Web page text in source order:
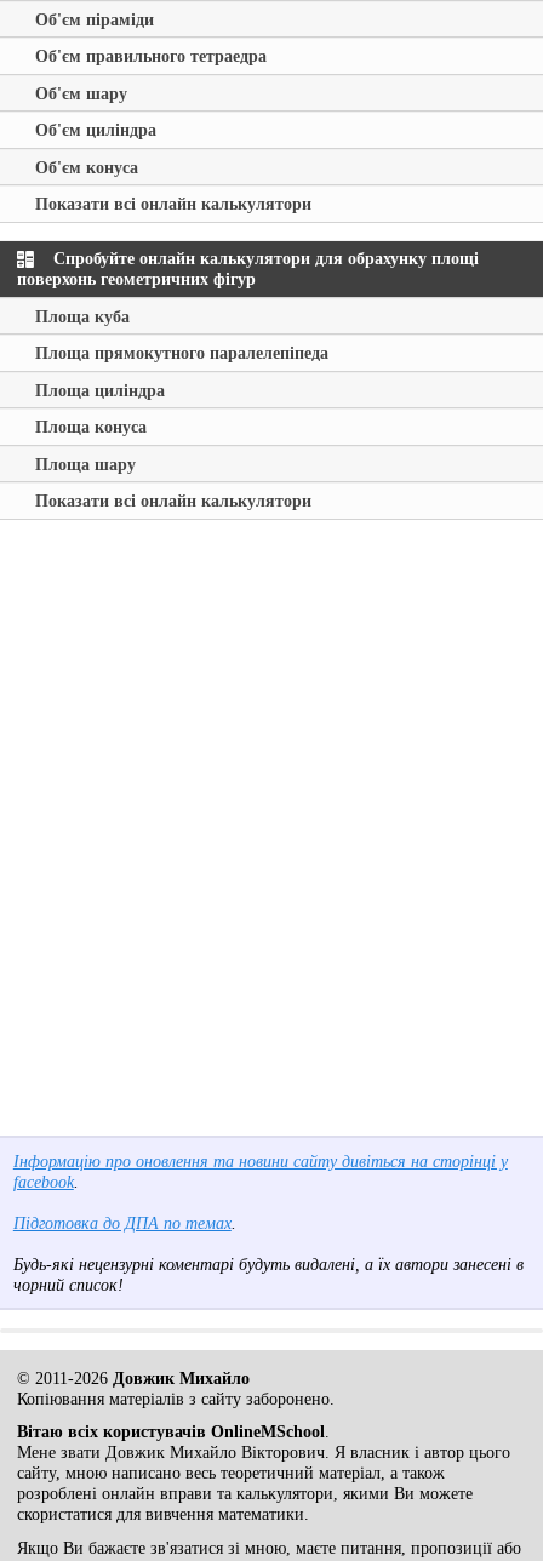
Об'єм піраміди
Об'єм правильного тетраедра
Об'єм шару
Об'єм циліндра
Об'єм конуса
Показати всі онлайн калькулятори
Спробуйте онлайн калькулятори для обрахунку площі
поверхонь геометричних фігур
Площа куба
Площа прямокутного паралелепіпеда
Площа циліндра
Площа конуса
Площа шару
Показати всі онлайн калькулятори
Інформацію про оновлення та новини сайту дивіться на сторінці у
facebook.
Підготовка до ДПА по темах.
Будь-які нецензурні коментарі будуть видалені, а їх автори занесені в
чорний список!
© 2011-2026 Довжик Михайло
Копіювання матеріалів з сайту заборонено.
Вітаю всіх користувачів OnlineMSchool.
Мене звати Довжик Михайло Вікторович. Я власник і автор цього
сайту, мною написано весь теоретичний матеріал, а також
розроблені онлайн вправи та калькулятори, якими Ви можете
скористатися для вивчення математики.
Якщо Ви бажаєте зв'язатися зі мною, маєте питання, пропозиції або